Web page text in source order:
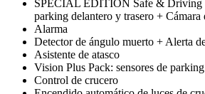
SPECIAL EDITION Safe & Driving
parking delantero y trasero +
Alarma
Detector de ángulo muerto + Alerta
Asistente de atasco
Vision Plus Pack: sensores de
Control de crucero